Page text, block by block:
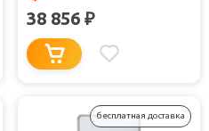
38 856 ₽
бесплатная доставка